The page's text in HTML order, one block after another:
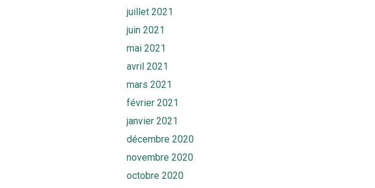
juillet 2021
juin 2021
mai 2021
avril 2021
mars 2021
février 2021
janvier 2021
décembre 2020
novembre 2020
octobre 2020